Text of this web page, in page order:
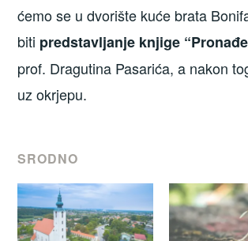
ćemo se u dvorište kuće brata
biti predstavljanje knjige
prof. Dragutina Pasarića, a nakon
uz okrjepu.
SRODNO